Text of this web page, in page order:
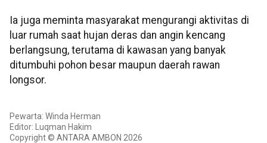
Ia juga meminta masyarakat mengurangi aktivitas di
luar rumah saat hujan deras dan angin kencang
berlangsung, terutama di kawasan yang banyak
ditumbuhi pohon besar maupun daerah rawan
longsor.
Pewarta: Winda Herman
Editor: Luqman Hakim
Copyright © ANTARA AMBON 2026